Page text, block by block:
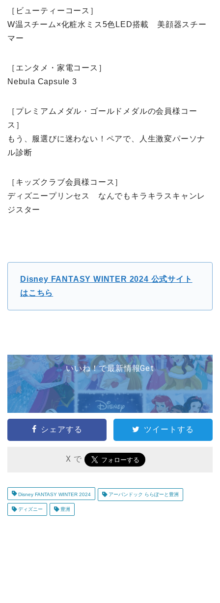
［ビューティーコース］
W温スチーム×化粧水ミス5色LED搭載 美顔器スチー
マー
［エンタメ・家電コース］
Nebula Capsule 3
［プレミアムメダル・ゴールドメダルの会員様コー
ス］
もう、服選びに迷わない！ペアで、人生激変パーソナ
ル診断
［キッズクラブ会員様コース］
ディズニープリンセス なんでもキラキラスキャンレ
ジスター
Disney FANTASY WINTER 2024 公式サイト
はこちら
いいね！で最新情報Get
シェアする ツイートする
X で
Disney FANTASY WINTER 2024 アーバンドック ららぽーと豊洲
ディズニー 豊洲